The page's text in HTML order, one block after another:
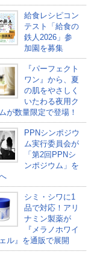
給食レシピコン
テスト「給食の
鉄人2026」参
加園を募集
『パーフェクト
ワン』から、夏
の肌をやさしく
いたわる夜用ク
が数量限定で登場！
PPNシンポジウ
ム実行委員会が
「第2回PPNシ
ンポジウム」を
シミ・シワに1
品で対応！アリ
ナミン製薬が
『メラノホワイ
ル』を通販で展開